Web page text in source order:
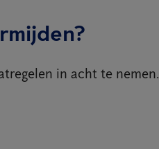
in acht te nemen.